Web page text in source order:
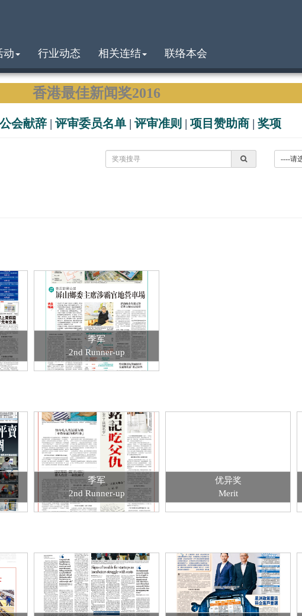
动 行业动态 相关连结 联络本会
香港最佳新闻奖2016
公会献辞 | 评审委员名单 | 评审准则 | 项目赞助商 | 奖项
季军
2nd Runner-up
季军
2nd Runner-up
优异奖
Merit